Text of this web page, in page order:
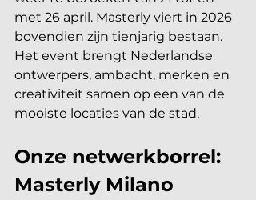
met 26 april. Masterly viert in 2026
bovendien zijn tienjarig bestaan.
Het event brengt Nederlandse
ontwerpers, ambacht, merken en
creativiteit samen op een van de
mooiste locaties van de stad.
Onze netwerkborrel:
Masterly Milano